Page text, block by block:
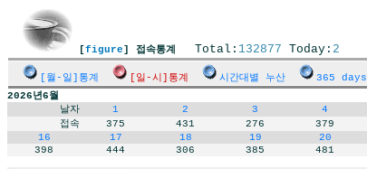
[figure] 접속통계 Total: 132877 Today: 2
[월-일]통계 [일-시]통계 시간대별 누산 365 days
2026년6월
날자
1 2 3 4
접속
375 431 276 379
16
17 18 19 20
398
444 306 385 481